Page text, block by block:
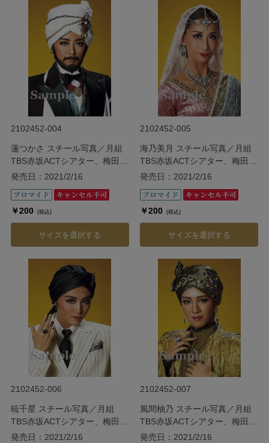
2102452-004
蓮つかさ スチール写真／月組
TBS赤坂ACTシアター、梅田芸
術劇場シアター・ドラマシティ
発売日：2021/2/16
￥200 (税込)
サイズを選択する
2102452-005
海乃美月 スチール写真／月組
TBS赤坂ACTシアター、梅田芸
術劇場シアター・ドラマシティ
発売日：2021/2/16
￥200 (税込)
サイズを選択する
2102452-006
暁千星 スチール写真／月組
TBS赤坂ACTシアター、梅田芸
術劇場シアター・ドラマシティ
発売日：2021/2/16
2102452-007
風間柚乃 スチール写真／月組
TBS赤坂ACTシアター、梅田芸
術劇場シアター・ドラマシティ
発売日：2021/2/16